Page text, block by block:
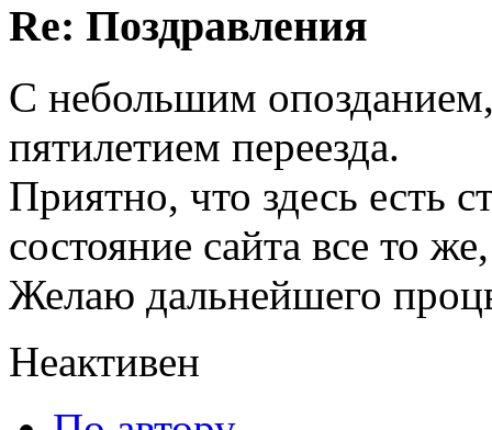
Re: Поздравления
С небольшим
пятилетием переезда.
Приятно, что здесь есть
состояние сайта все то
Желаю дальнейшего
Неактивен